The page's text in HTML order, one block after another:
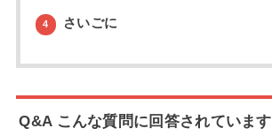
4 さいごに
Q&A こんな質問に回答されています